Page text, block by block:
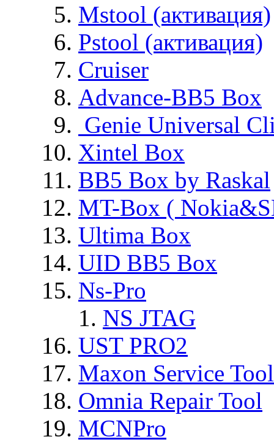
Mstool (активация)
Pstool (активация)
Cruiser
Advance-BB5 Box
Genie Universal
Xintel Box
BB5 Box by Raskal
MT-Box (
Ultima Box
UID BB5 Box
Ns-Pro
NS JTAG
UST PRO2
Maxon Service
Omnia Repair Tool
MCNPro